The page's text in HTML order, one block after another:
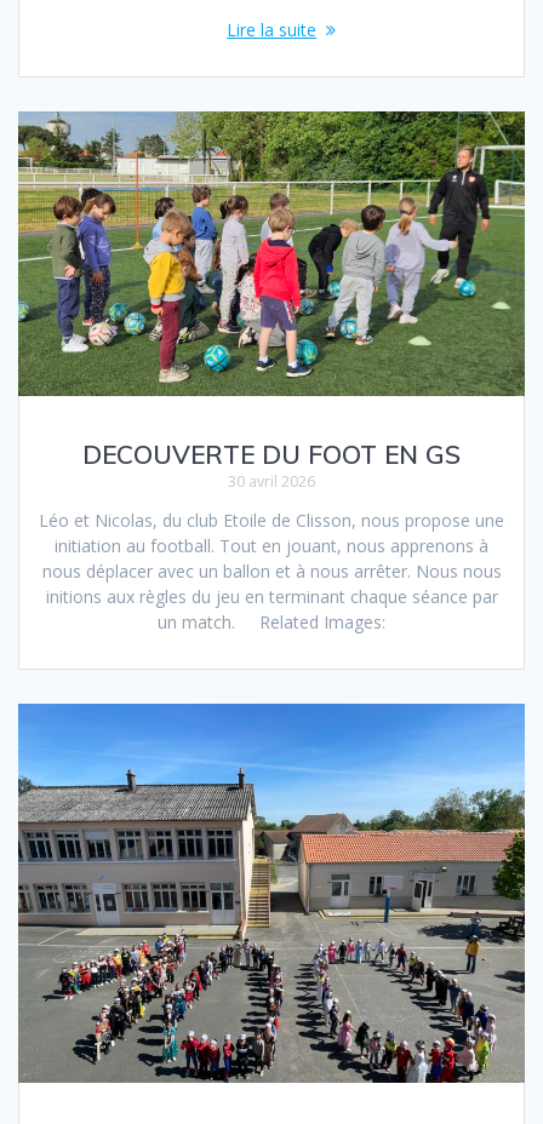
Lire la suite
DECOUVERTE DU FOOT EN GS
30 avril 2026
Léo et Nicolas, du club Etoile de Clisson, nous propose une
initiation au football. Tout en jouant, nous apprenons à
nous déplacer avec un ballon et à nous arrêter. Nous nous
initions aux règles du jeu en terminant chaque séance par
un match. Related Images: